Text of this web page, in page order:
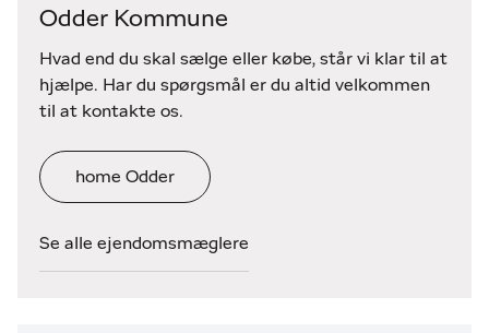
Odder Kommune
Hvad end du skal sælge eller købe, står vi klar til at
hjælpe. Har du spørgsmål er du altid velkommen
til at kontakte os.
home Odder
Se alle ejendomsmæglere